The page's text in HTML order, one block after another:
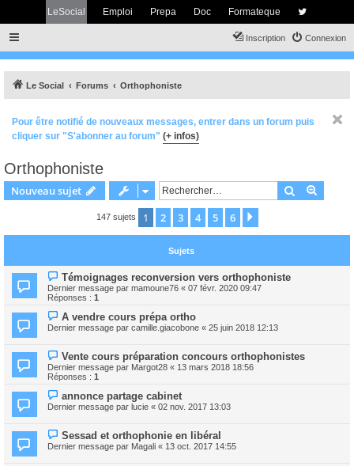
LeSocial Emploi Prepa Doc Formateque
Connexion
Inscription
Le Social Forums Orthophoniste
Pour être notifié de nouveaux messages, entrer dans un forum puis
cliquer sur "S'abonner au forum" (+ infos)
Orthophoniste
Nouveau sujet Rechercher
147 sujets 1 2 3 4 5 6
Sujets
Témoignages reconversion vers orthophoniste
Dernier message par mamoune76 « 07 févr. 2020 09:47
Réponses : 1
A vendre cours prépa ortho
Dernier message par camille.giacobone « 25 juin 2018 12:13
Vente cours préparation concours orthophonistes
Dernier message par Margot28 « 13 mars 2018 18:56
Réponses : 1
annonce partage cabinet
Dernier message par lucie « 02 nov. 2017 13:03
Sessad et orthophonie en libéral
Dernier message par Magali « 13 oct. 2017 14:55